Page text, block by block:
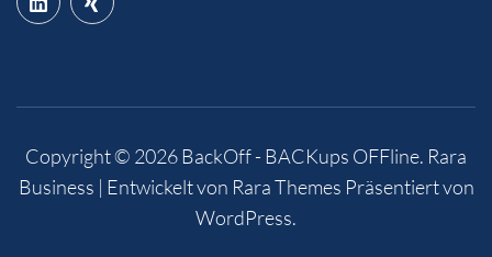
Copyright © 2026BackOff - BACKups OFFline. Rara
Business | Entwickelt von Rara Themes Präsentiert von
WordPress.